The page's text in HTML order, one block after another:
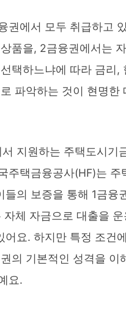
권에서 모두 취급하고
품을, 2금융권에서는
택하느냐에 따라 금리
파악하는 것이 현명한
지원하는 주택도시
주택금융공사(HF)는
의 보증을 통해 1금
체 자금으로 대출을
요. 하지만 특정 조건
의 기본적인 성격을
요.